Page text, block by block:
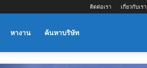
ติดต่อเรา เกี่ยวกับเรา
หางาน ค้นหาบริษัท